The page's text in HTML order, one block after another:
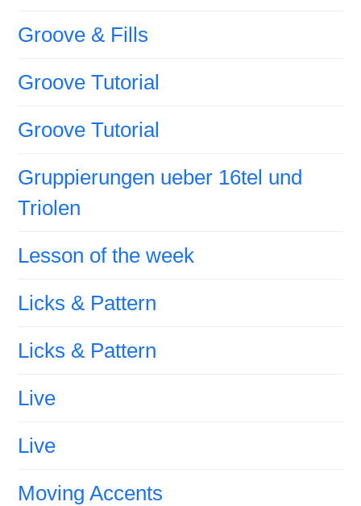
Groove & Fills
Groove Tutorial
Groove Tutorial
Gruppierungen ueber 16tel und
Triolen
Lesson of the week
Licks & Pattern
Licks & Pattern
Live
Live
Moving Accents